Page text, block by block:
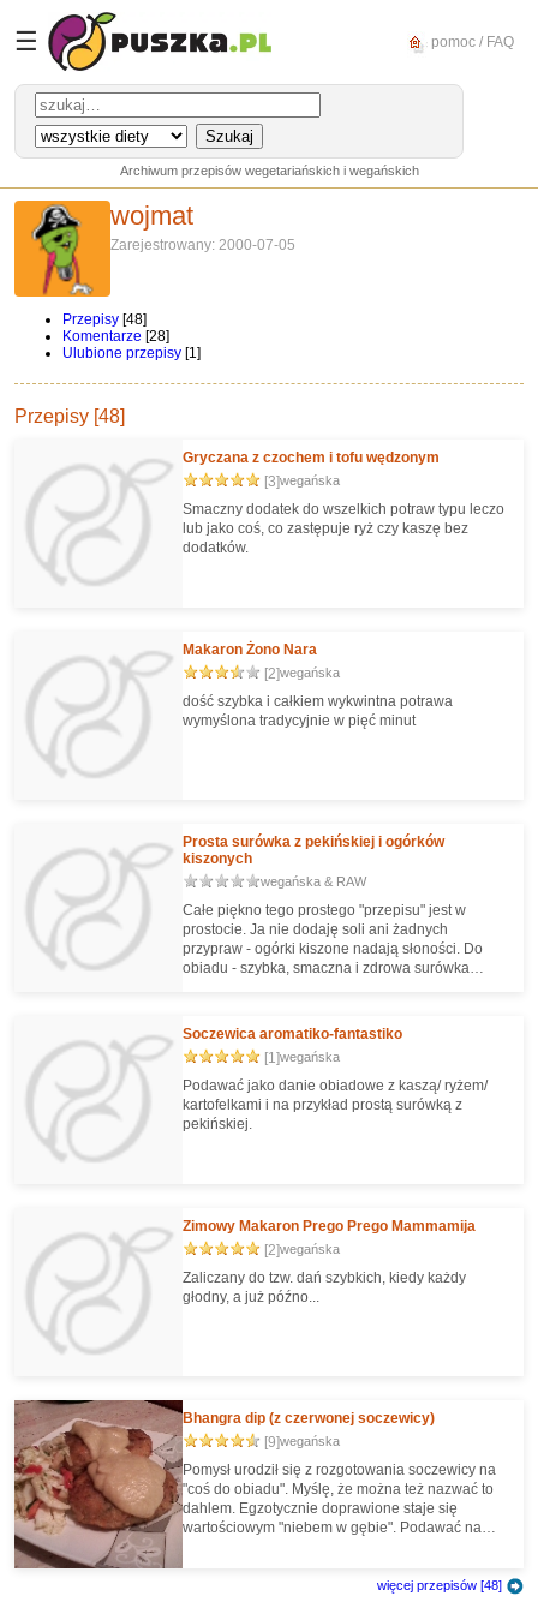
☰ pomoc / FAQ
Archiwum przepisów wegetariańskich i wegańskich
wojmat
Zarejestrowany: 2000-07-05
Przepisy [48]
Komentarze [28]
Ulubione przepisy [1]
Przepisy [48]
Gryczana z czochem i tofu wędzonym
[3]wegańska
Smaczny dodatek do wszelkich potraw typu leczo
lub jako coś, co zastępuje ryż czy kaszę bez
dodatków.
Makaron Żono Nara
[2]wegańska
dość szybka i całkiem wykwintna potrawa
wymyślona tradycyjnie w pięć minut
Prosta surówka z pekińskiej i ogórków
kiszonych
wegańska & RAW
Całe piękno tego prostego "przepisu" jest w
prostocie. Ja nie dodaję soli ani żadnych
przypraw - ogórki kiszone nadają słoności. Do
obiadu - szybka, smaczna i zdrowa surówka
Soczewica aromatiko-fantastiko
[1]wegańska
Podawać jako danie obiadowe z kaszą/ ryżem/
kartofelkami i na przykład prostą surówką z
pekińskiej.
Zimowy Makaron Prego Prego Mammamija
[2]wegańska
Zaliczany do tzw. dań szybkich, kiedy każdy
głodny, a już późno...
Bhangra dip (z czerwonej soczewicy)
[9]wegańska
Pomysł urodził się z rozgotowania soczewicy na
"coś do obiadu". Myślę, że można też nazwać to
dahlem. Egzotycznie doprawione staje się
wartościowym "niebem w gębie". Podawać na
lub jako sos do kasz czy kartofelków.więcej przepisów [48]